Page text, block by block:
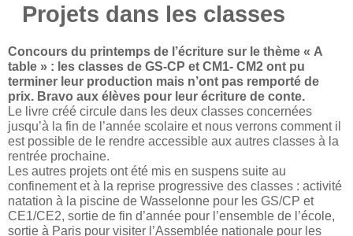
Projets dans les classes
Concours du printemps de l’écriture sur le thème « A
table » : les classes de GS-CP et CM1- CM2 ont pu
terminer leur production mais n’ont pas remporté de
prix. Bravo aux élèves pour leur écriture de conte.
Le livre créé circule dans les deux classes concernées
jusqu’à la fin de l’année scolaire et nous verrons comment il
est possible de le rendre accessible aux autres classes à la
rentrée prochaine.
Les autres projets ont été mis en suspens suite au
confinement et à la reprise progressive des classes : activité
natation à la piscine de Wasselonne pour les GS/CP et
CE1/CE2, sortie de fin d’année pour l’ensemble de l’école,
sortie à Paris pour visiter l’Assemblée nationale pour les